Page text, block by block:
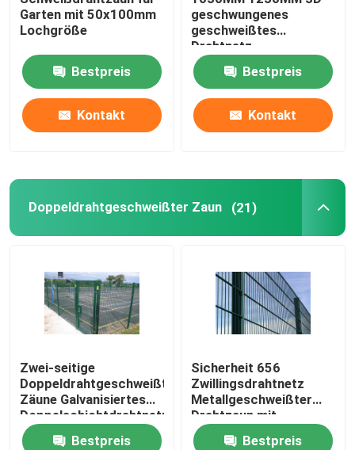
Stahl-Schleppmatte
Hexmesh-feuerfestes Material
Rasiermesserdrahtzaun
Stahlstangengitter
Stahlpalisade-Fechten
Garten mit 50x100mm
Lochgröße
Bestpreis
Kontakt
geschwungenes
geschweißtes
Drahtnetz
Dekorationsgartennetz
Zaun
Bestpreis
Kontakt
Doppeldrahtgeschweißter Zaun (21)
Zwei-seitige
Doppeldrahtgeschweißte
Zäune Galvanisiertes
Doppelschichtdrahtnetz
Bestpreis
Sicherheit 656
Zwillingsdrahtnetz
Metallgeschweißter
Drahtzaun mit
Quadratpfosten
Bestpreis